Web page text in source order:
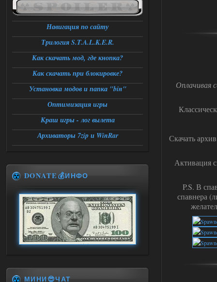
Оплачивая
Скачать
Активация
P.S. В
спавнера
Навигация по сайту
Трилогия S.T.A.L.K.E.R.
Как скачать мод, где кнопка?
Как скачать при блокировке?
Установка модов и папка "bin"
Оптимизация игры
Краш игры - лог вылета
Архиваторы 7zip и WinRar
DONATE💰ИНФО
МИНИ😎ЧАТ